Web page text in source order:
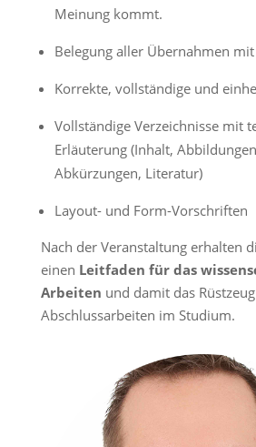
Meinung kommt.
Belegung aller Übernahmen
Korrekte, vollständige und
Vollständige Verzeichnisse mit
Erläuterung (Inhalt,
Abkürzungen, Literatur)
Layout- und Form-Vorschriften
Nach der Veranstaltung erhalten
einen Leitfaden für das
Arbeiten und damit das
Abschlussarbeiten im Studium.